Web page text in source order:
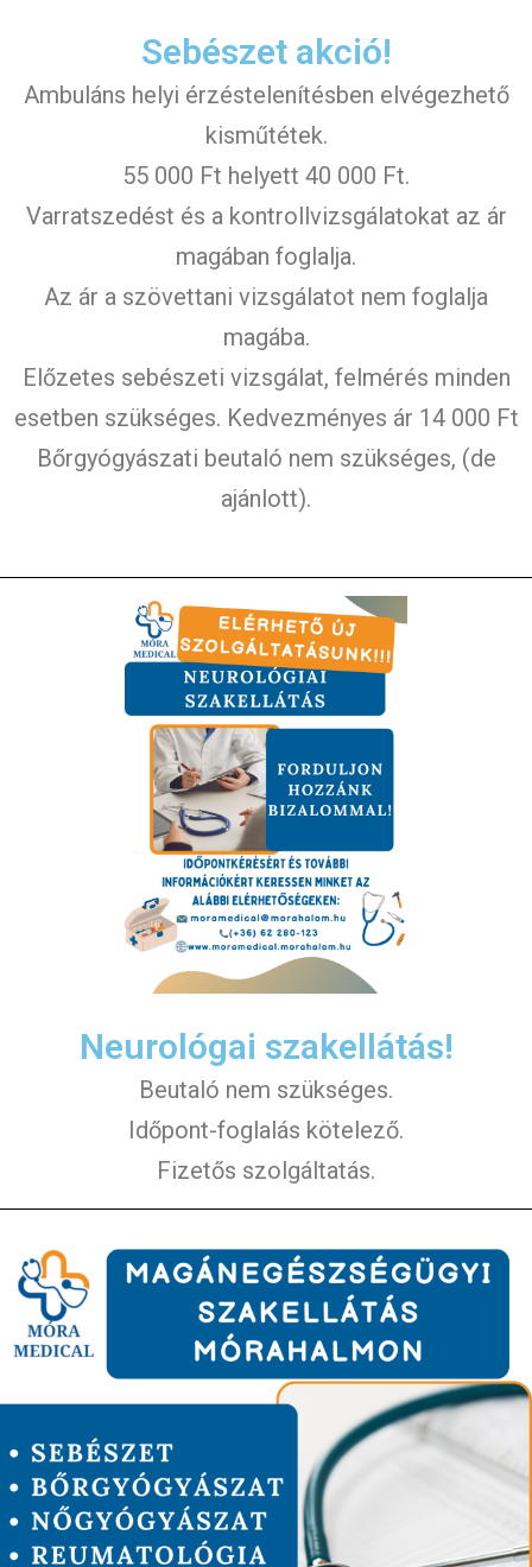
Sebészet akció!
Ambuláns helyi érzéstelenítésben elvégezhető
kisműtétek.
55 000 Ft helyett 40 000 Ft.
Varratszedést és a kontrollvizsgálatokat az ár
magában foglalja.
Az ár a szövettani vizsgálatot nem foglalja
magába.
Előzetes sebészeti vizsgálat, felmérés minden
esetben szükséges. Kedvezményes ár 14 000 Ft
Bőrgyógyászati beutaló nem szükséges, (de
ajánlott).
Neurológai szakellátás!
Beutaló nem szükséges.
Időpont-foglalás kötelező.
Fizetős szolgáltatás.